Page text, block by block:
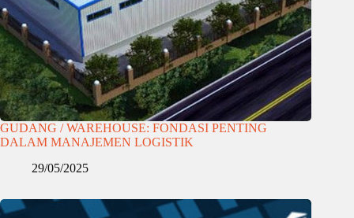
GUDANG / WAREHOUSE: FONDASI PENTING
DALAM MANAJEMEN LOGISTIK
29/05/2025